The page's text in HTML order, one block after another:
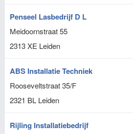
Penseel Lasbedrijf D L
Meidoornstraat 55
2313 XE Leiden
ABS Installatie Techniek
Rooseveltstraat 35/F
2321 BL Leiden
Rijling Installatiebedrijf